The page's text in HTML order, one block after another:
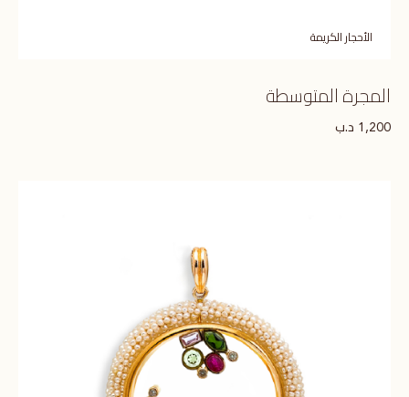
الأحجار الكريمة
المجرة المتوسطة
1,200 د.ب